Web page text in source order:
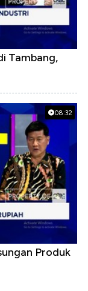
Tambang,
08:32
Produk